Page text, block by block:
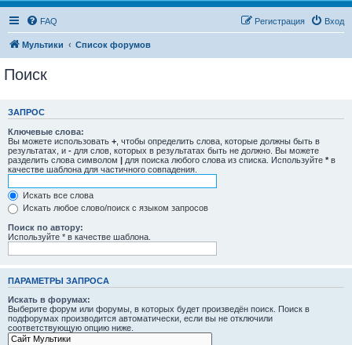
FAQ Вход
Регистрация
Мультики Список форумов
Поиск
ЗАПРОС
Ключевые слова:
Вы можете использовать + , чтобы определить слова, которые должны быть в
результатах, и - для слов, которых в результатах быть не должно. Вы можете
разделить слова символом | для поиска любого слова из списка. Используйте * в
качестве шаблона для частичного совпадения.
Искать все слова
Искать любое слово/поиск с языком запросов
Поиск по автору:
Используйте * в качестве шаблона.
ПАРАМЕТРЫ ЗАПРОСА
Искать в форумах:
Выберите форум или форумы, в которых будет произведён поиск. Поиск в
подфорумах производится автоматически, если вы не отключили
соответствующую опцию ниже.